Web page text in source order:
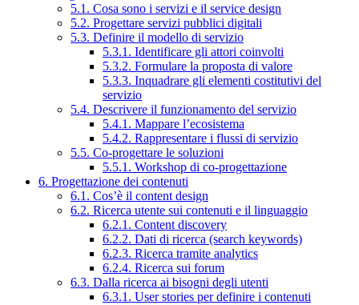
5.1. Cosa sono i servizi e il service design
5.2. Progettare servizi pubblici digitali
5.3. Definire il modello di servizio
5.3.1. Identificare gli attori coinvolti
5.3.2. Formulare la proposta di valore
5.3.3. Inquadrare gli elementi costitutivi del
servizio
5.4. Descrivere il funzionamento del servizio
5.4.1. Mappare l’ecosistema
5.4.2. Rappresentare i flussi di servizio
5.5. Co-progettare le soluzioni
5.5.1. Workshop di co-progettazione
6. Progettazione dei contenuti
6.1. Cos’è il content design
6.2. Ricerca utente sui contenuti e il linguaggio
6.2.1. Content discovery
6.2.2. Dati di ricerca (search keywords)
6.2.3. Ricerca tramite analytics
6.2.4. Ricerca sui forum
6.3. Dalla ricerca ai bisogni degli utenti
6.3.1. User stories per definire i contenuti